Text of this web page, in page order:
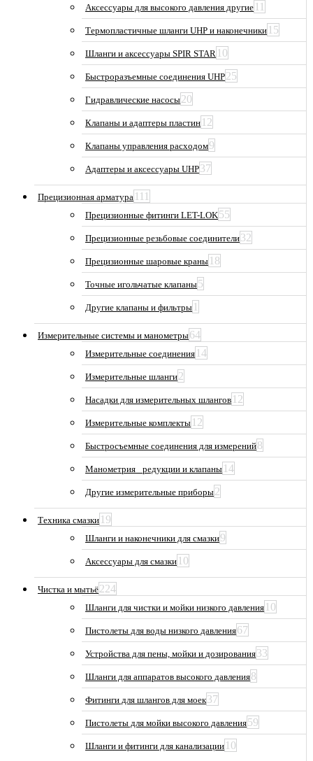
Аксессуары для высокого давления другие 11
Термопластичные шланги UHP и наконечники 15
Шланги и аксессуары SPIR STAR 10
Быстроразъемные соединения UHP25
Гидравлические насосы20
Клапаны и адаптеры пластин 12
Клапаны управления расходом9
Адаптеры и аксессуары UHP37
Прецизионная арматура 111
Прецизионные фитинги LET-LOK55
Прецизионные резьбовые соединители32
Прецизионные шаровые краны 18
Точные игольчатые клапаны5
Другие клапаны и фильтры 1
Измерительные системы и манометры64
Измерительные соединения 14
Измерительные шланги2
Насадки для измерительных шлангов 12
Измерительные комплекты 12
Быстросъемные соединения для измерений8
Манометрия_ редукции и клапаны 14
Другие измерительные приборы2
Техника смазки 19
Шланги и наконечники для смазки9
Аксессуары для смазки 10
Чистка и мытьё224
Шланги для чистки и мойки низкого давления 10
Пистолеты для воды низкого давления67
Устройства для пены, мойки и дозирования33
Шланги для аппаратов высокого давления8
Фитинги для шлангов для моек37
Пистолеты для мойки высокого давления59
Шланги и фитинги для канализации 10